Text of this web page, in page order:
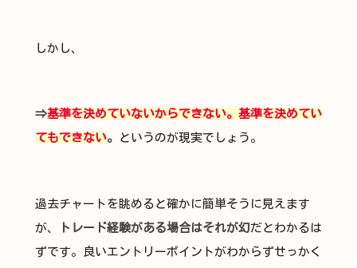
しかし、
⇒基準を決めていないからできない。基準を決めてい
てもできない。 というのが現実でしょう。
過去チャートを眺めると確かに簡単そうに見えます
が、
トレード経験がある場合はそれが幻だとわかるは
ずです。良いエントリーポイントがわからずせっかく